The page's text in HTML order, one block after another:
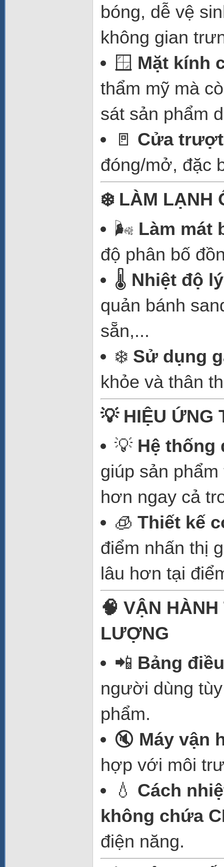
bóng, dễ vệ
không gian
🪟 Mặt kính
thẩm mỹ mà
sát sản phẩm
🚪 Cửa
đóng/mở, đặc
❄️ LÀM LẠNH
🌬️ Làm mát
độ phân bố
🌡️ Nhiệt độ
quản bánh
sẵn,...
❄️ Sử dụng
khỏe và thân
💡 HIỆU ỨNG
💡 Hệ thống
giúp sản
hơn ngay cả
🧊 Thiết kế
điểm nhấn thị
lâu hơn tại
🧠 VẬN
LƯỢNG
📲 Bảng
người dùng
phẩm.
🔇 Máy vận
hợp với môi
💧 Cách
không chứa
điện năng.